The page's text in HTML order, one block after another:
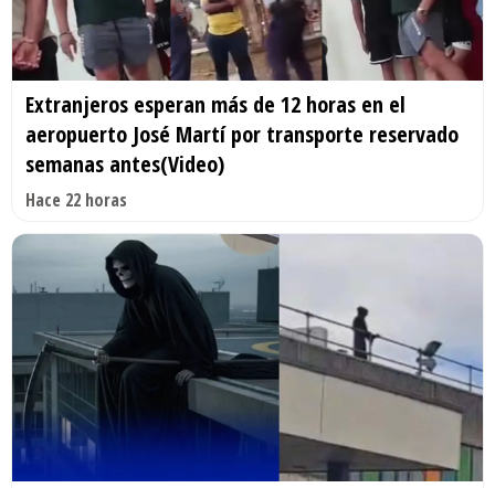
Extranjeros esperan más de 12 horas en el
aeropuerto José Martí por transporte reservado
semanas antes(Video)
Hace 22 horas